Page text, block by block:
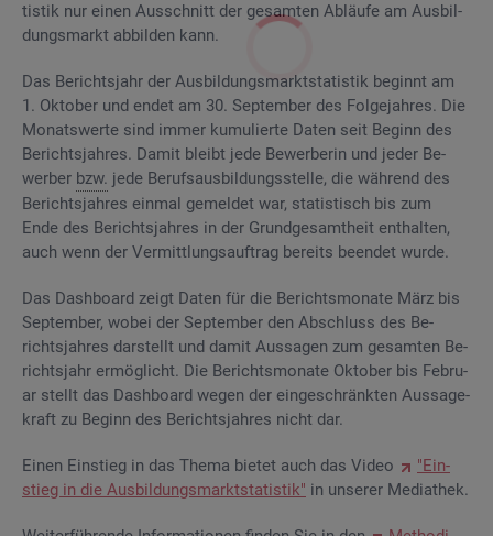
tis­tik nur einen Aus­schnitt der ge­sam­ten Ab­läu­fe am Aus­bil­
dungs­markt ab­bil­den kann.
Das Be­richts­jahr der Aus­bil­dungs­markt­sta­tis­tik be­ginnt am
1. Ok­to­ber und endet am 30. Sep­tem­ber des Fol­ge­jah­res. Die
Mo­nats­wer­te sind immer ku­mu­lier­te Daten seit Be­ginn des
Be­richts­jah­res. Damit bleibt jede Be­wer­be­rin und jeder Be­
wer­ber bzw. jede Be­rufs­aus­bil­dungs­stel­le, die wäh­rend des
Be­richts­jah­res ein­mal ge­mel­det war, sta­tis­tisch bis zum
Ende des Be­richts­jah­res in der Grund­ge­samt­heit ent­hal­ten,
auch wenn der Ver­mitt­lungs­auf­trag be­reits be­en­det wurde.
Das Da­sh­board zeigt Daten für die Be­richts­mo­na­te März bis
Sep­tem­ber, wobei der Sep­tem­ber den Ab­schluss des Be­
richts­jah­res dar­stellt und damit Aus­sa­gen zum ge­sam­ten Be­
richts­jahr er­mög­licht. Die Be­richts­mo­na­te Ok­to­ber bis Fe­bru­
ar stellt das Da­sh­board wegen der ein­ge­schränk­ten Aus­sa­ge­
kraft zu Be­ginn des Be­richts­jah­res nicht dar.
Einen Ein­stieg in das Thema bie­tet auch das Video
"Ein­
stieg in die Aus­bil­dungs­markt­sta­tis­tik" in un­se­rer Me­dia­thek.